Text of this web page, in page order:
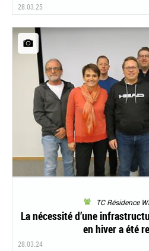
28.03.25
TC Résidence
La nécessité d’une
en hiver a été
28.03.24